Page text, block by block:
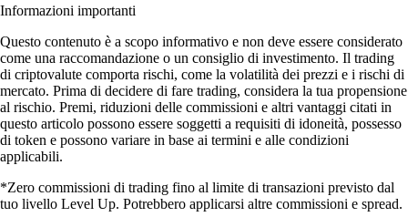
Informazioni importanti
Questo contenuto è a scopo informativo e non deve essere considerato
come una raccomandazione o un consiglio di investimento. Il trading
di criptovalute comporta rischi, come la volatilità dei prezzi e i rischi di
mercato. Prima di decidere di fare trading, considera la tua propensione
al rischio. Premi, riduzioni delle commissioni e altri vantaggi citati in
questo articolo possono essere soggetti a requisiti di idoneità, possesso
di token e possono variare in base ai termini e alle condizioni
applicabili.
*Zero commissioni di trading fino al limite di transazioni previsto dal
tuo livello Level Up. Potrebbero applicarsi altre commissioni e spread.